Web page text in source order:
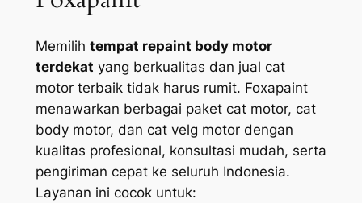
Memilih tempat repaint body motor
terdekat yang berkualitas dan jual cat
motor terbaik tidak harus rumit. Foxapaint
menawarkan berbagai paket cat motor, cat
body motor, dan cat velg motor dengan
kualitas profesional, konsultasi mudah, serta
pengiriman cepat ke seluruh Indonesia.
Layanan ini cocok untuk: